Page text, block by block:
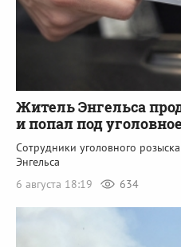
Житель Энгельса
и попал под
Сотрудники уголовного
Энгельса
6 августа 18:19
634